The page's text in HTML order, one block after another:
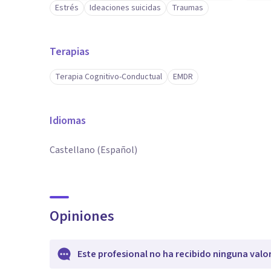
Estrés
Ideaciones suicidas Traumas
Terapias
Terapia Cognitivo-Conductual EMDR
Idiomas
Castellano (Español)
Opiniones
Este profesional no ha recibido ninguna